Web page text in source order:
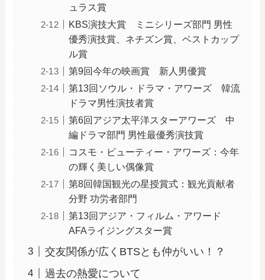
ュラス賞
KBS演技大賞 ミニシリーズ部門 男性
優秀演技賞、ネチズン賞、ベストカップ
ル賞
第9回今年の映画賞 新人男優賞
第13回ソウル・ドラマ・アワーズ 韓流
ドラマ男性演技者賞
第6回アジア太平洋スターアワーズ 中
編ドラマ部門 男性最優秀演技賞
コスモ・ビューティー・アワーズ：今年
の輝く美しい偶像賞
第8回韓国観光の星授賞式：観光貢献者
分野 功労者部門
第13回アジア・フィルム・アワード
AFAライジングスター賞
交友関係が広くBTSとも仲がいい！？
過去の熱愛について